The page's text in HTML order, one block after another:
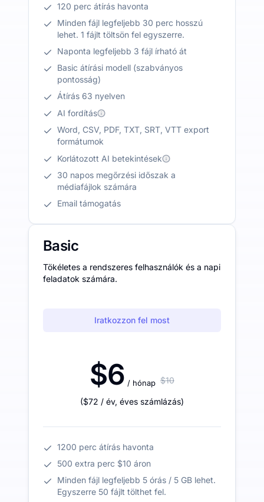
120 perc átírás havonta
Minden fájl legfeljebb 30 perc hosszú
lehet. 1 fájlt töltsön fel egyszerre.
Naponta legfeljebb 3 fájl írható át
Basic átírási modell (szabványos
pontosság)
Átírás 63 nyelven
AI fordítás
Word, CSV, PDF, TXT, SRT, VTT export
formátumok
Korlátozott AI betekintések
30 napos megőrzési időszak a
médiafájlok számára
Email támogatás
Basic
Tökéletes a rendszeres felhasználók és a napi
feladatok számára.
Iratkozzon fel most
$6 / hónap $10
($72 / év, éves számlázás)
1200 perc átírás havonta
500 extra perc $10 áron
Minden fájl legfeljebb 5 órás / 5 GB lehet.
Egyszerre 50 fájlt tölthet fel.